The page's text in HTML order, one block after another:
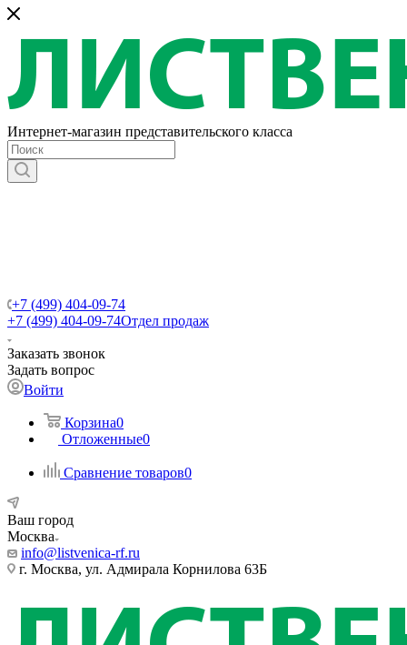
Интернет-магазин представительского класса
+7 (499) 404-09-74
+7 (499) 404-09-74Отдел продаж
Заказать звонок
Задать вопрос
Войти
Корзина0
Отложенные0
Сравнение товаров0
Ваш город
Москва
info@listvenica-rf.ru
г. Москва, ул. Адмирала Корнилова 63Б